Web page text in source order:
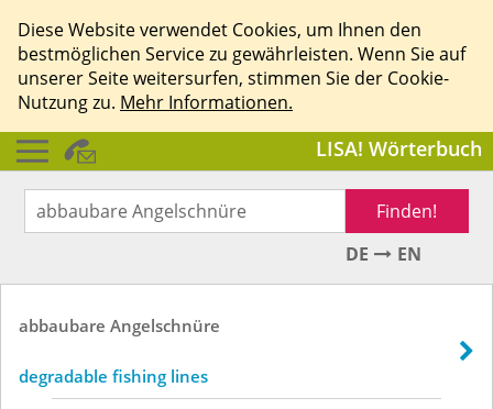
Diese Website verwendet Cookies, um Ihnen den
bestmöglichen Service zu gewährleisten. Wenn Sie auf
unserer Seite weitersurfen, stimmen Sie der Cookie-
Nutzung zu. Mehr Informationen.
LISA! Wörterbuch
Finden!
DE
EN
abbaubare Angelschnüre
degradable fishing lines